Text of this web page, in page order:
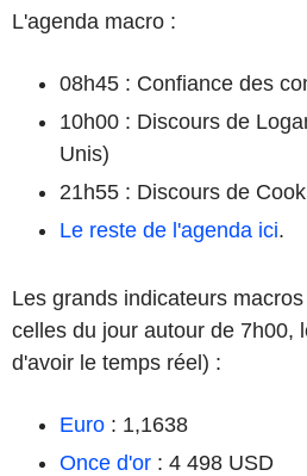
L'agenda macro :
08h45 : Confiance des
10h00 : Discours de
Unis)
21h55 : Discours de
Le reste de l'agenda ici.
Les grands indicateurs
celles du jour autour de 7h00,
d'avoir le temps réel) :
Euro : 1,1638
Once d'or : 4 498 USD